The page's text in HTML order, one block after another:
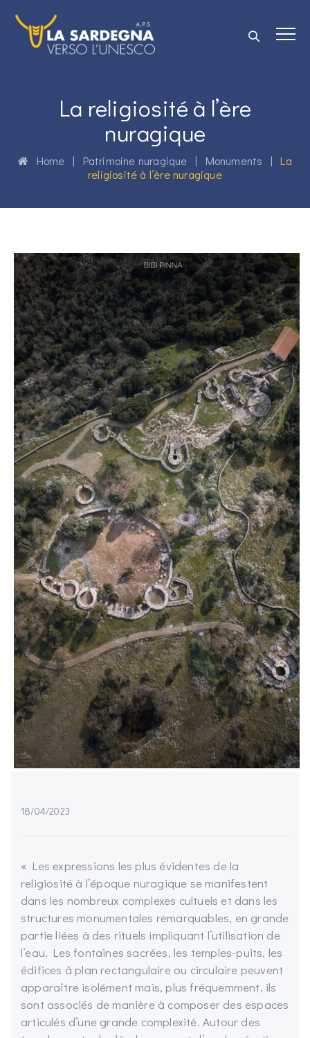
La religiosité à l’ère
nuragique
Home | Patrimoine nuragique | Monuments |La
religiosité à l’ère nuragique
18/04/2023
« Les expressions les plus évidentes de la
religiosité à l’époque nuragique se manifestent
dans les nombreux complexes cultuels et dans les
structures monumentales remarquables, en grande
partie liées à des rituels impliquant l’utilisation de
l’eau. Les fontaines sacrées, les temples-puits, les
édifices à plan rectangulaire ou circulaire peuvent
apparaître isolément mais, plus fréquemment, ils
sont associés de manière à composer des espaces
articulés d’une grande complexité. Autour des